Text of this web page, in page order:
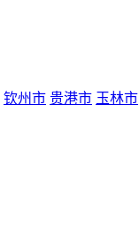
钦州市 贵港市 玉林市